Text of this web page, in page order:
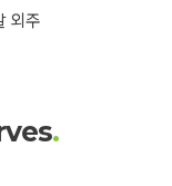
외주
.